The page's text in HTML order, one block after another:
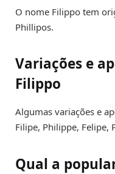
O nome Filippo tem
Phillipos.
Variações e
Filippo
Algumas variações e
Filipe, Philippe, Felipe,
Qual a